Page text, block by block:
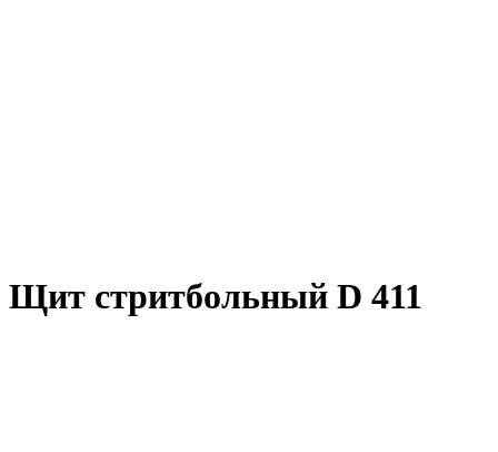
Щит стритбольный D 411